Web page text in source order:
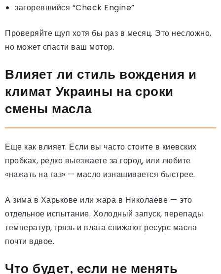
загоревшийся “Check Engine”
Проверяйте щуп хотя бы раз в месяц. Это несложно,
но может спасти ваш мотор.
Влияет ли стиль вождения и
климат Украины на сроки
смены масла
Еще как влияет. Если вы часто стоите в киевских
пробках, редко выезжаете за город, или любите
«нажать на газ» — масло изнашивается быстрее.
А зима в Харькове или жара в Николаеве — это
отдельное испытание. Холодный запуск, перепады
температур, грязь и влага снижают ресурс масла
почти вдвое.
Что будет, если не менять